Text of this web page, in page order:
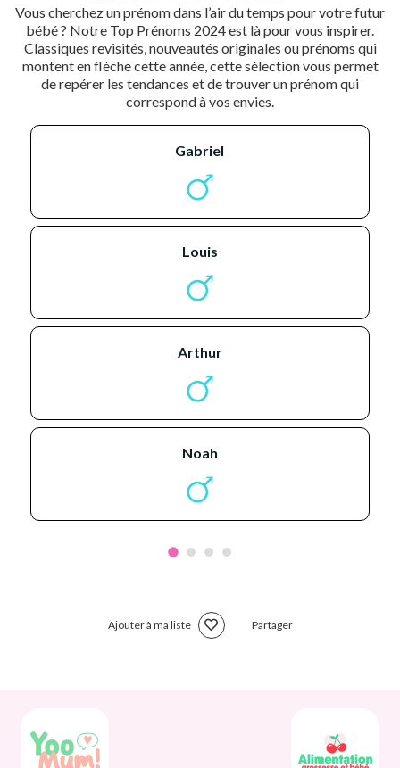
Vous cherchez un prénom dans l’air du temps pour votre futur
bébé ? Notre Top Prénoms 2024 est là pour vous inspirer.
Classiques revisités, nouveautés originales ou prénoms qui
montent en flèche cette année, cette sélection vous permet
de repérer les tendances et de trouver un prénom qui
correspond à vos envies.
gabriel
louis
arthur
noah
Ajouter à ma liste Partager